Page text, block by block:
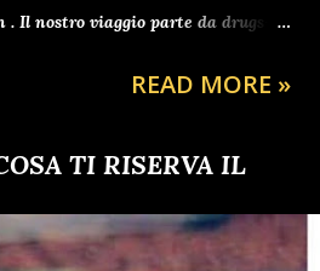
. Il nostro viaggio parte da drugs-
di eroina pura (100 euro,
(anfetamine pure a 5 euro al
di ecstasy (puntiamo sulle
rosa ) in offerta a 20 euro (2 a
droga sintetica, a oggi non
READ MORE »
TI RISERVA IL